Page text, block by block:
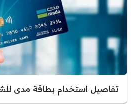
تفاصيل استخدام بطاقة مدى